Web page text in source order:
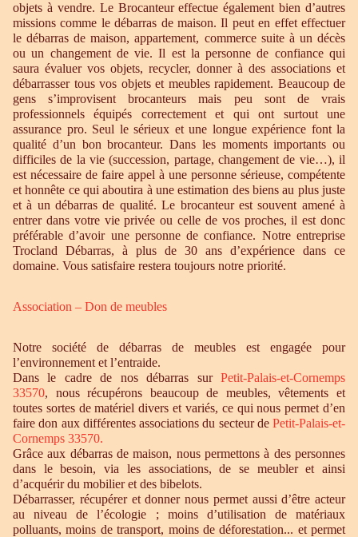
objets à vendre. Le Brocanteur effectue également bien d’autres
missions comme le débarras de maison. Il peut en effet effectuer
le débarras de maison, appartement, commerce suite à un décès
ou un changement de vie. Il est la personne de confiance qui
saura évaluer vos objets, recycler, donner à des associations et
débarrasser tous vos objets et meubles rapidement. Beaucoup de
gens s’improvisent brocanteurs mais peu sont de vrais
professionnels équipés correctement et qui ont surtout une
assurance pro. Seul le sérieux et une longue expérience font la
qualité d’un bon brocanteur. Dans les moments importants ou
difficiles de la vie (succession, partage, changement de vie…), il
est nécessaire de faire appel à une personne sérieuse, compétente
et honnête ce qui aboutira à une estimation des biens au plus juste
et à un débarras de qualité. Le brocanteur est souvent amené à
entrer dans votre vie privée ou celle de vos proches, il est donc
préférable d’avoir une personne de confiance. Notre entreprise
Trocland Débarras, à plus de 30 ans d’expérience dans ce
domaine. Vous satisfaire restera toujours notre priorité.
Association – Don de meubles
Notre société de débarras de meubles est engagée pour
l’environnement et l’entraide.
Dans le cadre de nos débarras sur Petit-Palais-et-Cornemps
33570, nous récupérons beaucoup de meubles, vêtements et
toutes sortes de matériel divers et variés, ce qui nous permet d’en
faire don aux différentes associations du secteur de Petit-Palais-et-
Cornemps 33570.
Grâce aux débarras de maison, nous permettons à des personnes
dans le besoin, via les associations, de se meubler et ainsi
d’acquérir du mobilier et des bibelots.
Débarrasser, récupérer et donner nous permet aussi d’être acteur
au niveau de l’écologie ; moins d’utilisation de matériaux
polluants, moins de transport, moins de déforestation... et permet